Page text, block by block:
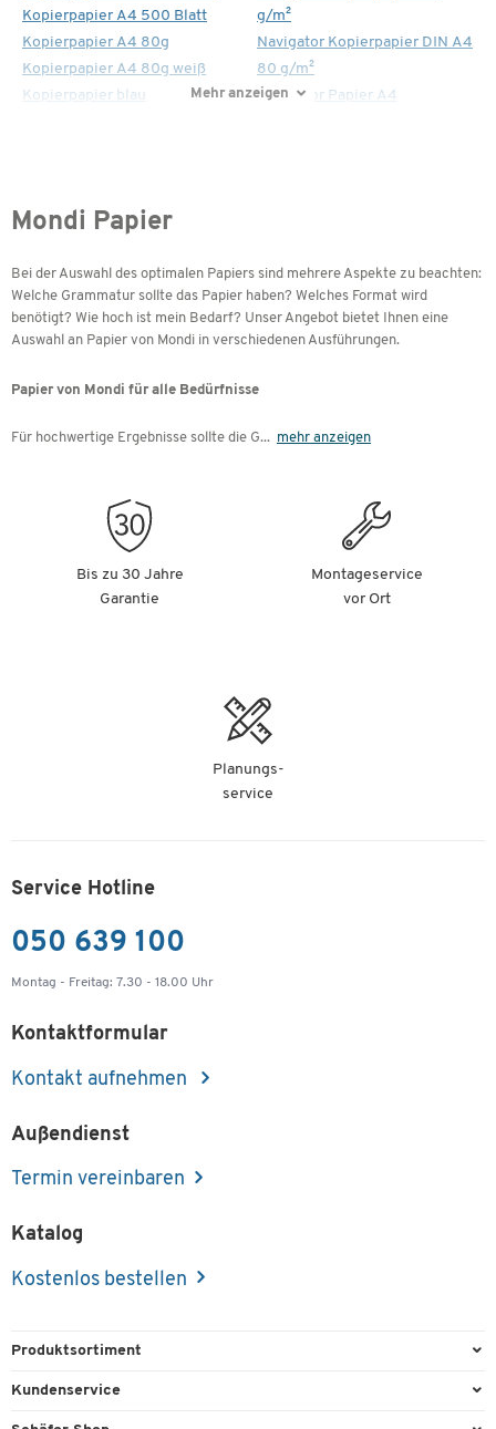
Kopierpapier A4 500 Blatt
Kopierpapier A4 80g
Kopierpapier A4 80g weiß
Kopierpapier blau
g/m²
Navigator Kopierpapier DIN A4
80 g/m²
Navigator Papier A4
Mehr anzeigen
Mondi Papier
Bei der Auswahl des optimalen Papiers sind mehrere Aspekte zu beachten:
Welche Grammatur sollte das Papier haben? Welches Format wird
benötigt? Wie hoch ist mein Bedarf? Unser Angebot bietet Ihnen eine
Auswahl an Papier von Mondi in verschiedenen Ausführungen.
Papier von Mondi für alle Bedürfnisse
Für hochwertige Ergebnisse sollte die G... mehr anzeigen
Bis zu 30 Jahre
Garantie
Montageservice
vor Ort
Planungs-
service
Service Hotline
050 639 100
Montag - Freitag: 7.30 - 18.00 Uhr
Kontaktformular
Kontakt aufnehmen
Außendienst
Termin vereinbaren
Katalog
Kostenlos bestellen
Produktsortiment
Büroausstattung
Kundenservice
Direktbestellung